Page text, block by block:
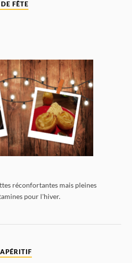
FÊTE
réconfortantes mais pleines
pour l'hiver.